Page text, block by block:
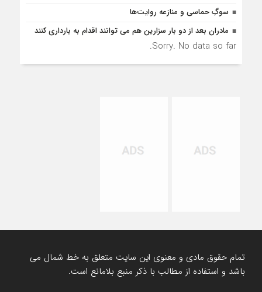
سوگِ حماسی و منازعه روایت‌ها
مادران بعد از دو بار سزارین هم می توانند اقدام به بارداری کنند
Sorry. No data so far.
تمام حقوق مادی و معنوی این سایت متعلق به خط شمال می
باشد و استفاده از مطالب با ذکر منبع بلامانع است.